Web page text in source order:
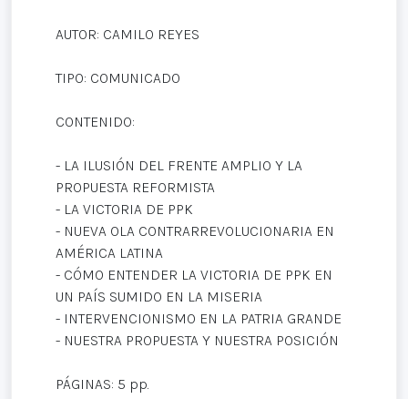
AUTOR: CAMILO REYES
TIPO: COMUNICADO
CONTENIDO:
- LA ILUSIÓN DEL FRENTE AMPLIO Y LA
PROPUESTA REFORMISTA
- LA VICTORIA DE PPK
- NUEVA OLA CONTRARREVOLUCIONARIA EN
AMÉRICA LATINA
- CÓMO ENTENDER LA VICTORIA DE PPK EN
UN PAÍS SUMIDO EN LA MISERIA
- INTERVENCIONISMO EN LA PATRIA GRANDE
- NUESTRA PROPUESTA Y NUESTRA POSICIÓN
PÁGINAS: 5 pp.